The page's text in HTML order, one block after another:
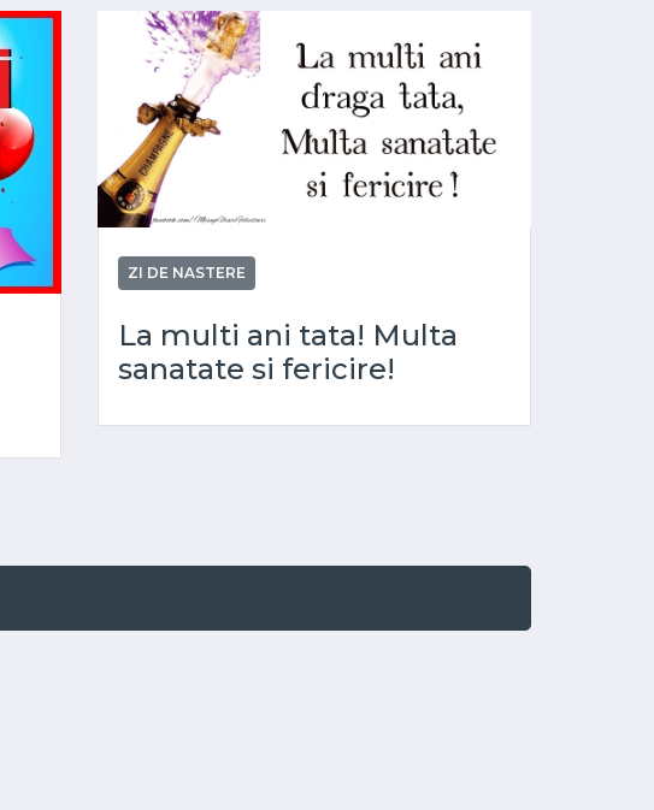
ZI DE NASTERE
La multi ani tata! Multa
sanatate si fericire!